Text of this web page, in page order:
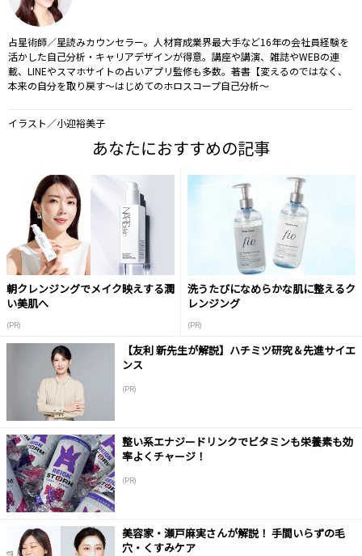
占星術師／星読みカウンセラー。人材育成業界最大手など16年の会社員経験を
活かした自己分析・キャリアデザインが得意。講座や講演、雑誌やWEBの連
載、LINEやスマホサイトの占いアプリ監修も多数。著書【変えるのではなく、
本来の自分を取り戻す～はじめてのホロスコープ自己分析～
イラスト／小迎裕美子
あなたにおすすめの記事
朝クレンジングでメイク映えする潤
い美肌へ
(PR)
洗うたびになめらかな肌に整えるク
レンジング
(PR)
【友利 新先生が解説】ハチミツ研究＆先進サイエ
ンス
(PR)
整い系エナジードリンクでビタミンも栄養素も効
率よくチャージ！
(PR)
美容家・瀬戸麻実さんが解説！ 手間いらずの毛
穴・くすみケア